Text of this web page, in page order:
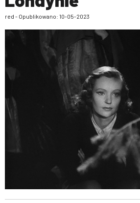
red - Opublikowano: 10-05-2023